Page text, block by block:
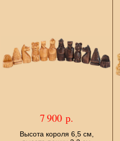
7 900 р.
Высота короля 6,5 см,